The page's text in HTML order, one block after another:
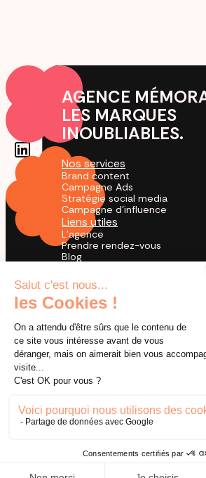
AGENCE
LES MARQUES
INOUBLIABLES.
Nos services
Brand content
Campagne Ads
Stratégie social media
Campagne d'influence
Liens utiles
L'agence
Prendre rendez-vous
Blog
Agence TikTok
by creators for
© 2026 Utopia. Tous droits réservés.
Mentions légales
Conditions générales de ventes